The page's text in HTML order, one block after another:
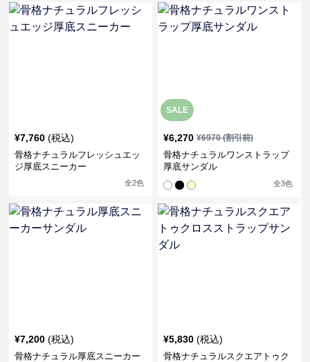
¥7,760 (税込)
骨格ナチュラルフレッシュエッ
ジ厚底スニーカー
全2色
SALE
¥6,270 ¥6970(割引前)
骨格ナチュラルワンストラップ
厚底サンダル
全3色
¥7,200 (税込)
骨格ナチュラル厚底スニーカー
¥5,830 (税込)
骨格ナチュラルスクエアトゥク